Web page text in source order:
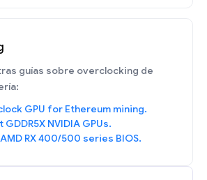
guías sobre overclocking de
GPU for Ethereum mining.
NVIDIA GPUs.
RX 400/500 series BIOS.